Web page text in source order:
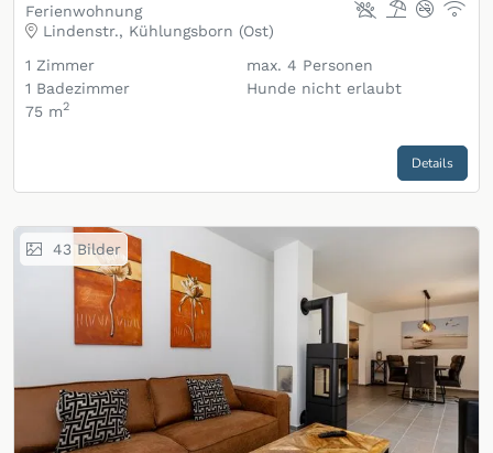
Ferienwohnung
Lindenstr., Kühlungsborn (Ost)
1 Zimmer
1 Badezimmer
75 m2
max. 4 Personen
Hunde nicht erlaubt
Details
43Bilder